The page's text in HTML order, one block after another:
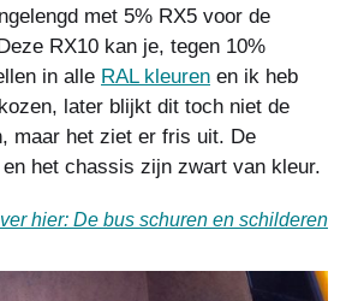
met 5% RX5 voor de
RX10 kan je, tegen 10%
in alle RAL kleuren en ik heb
later blijkt dit toch niet de
maar het ziet er fris uit. De
het chassis zijn zwart van kleur.
hier: De bus schuren en schilderen